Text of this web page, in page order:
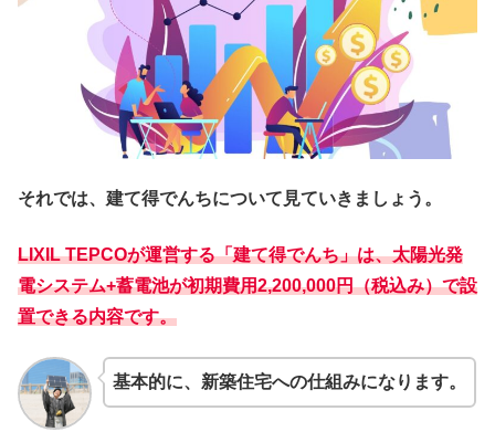
それでは、建て得でんちについて見ていきましょう。
LIXIL TEPCOが運営する「建て得でんち」は、太陽光発
電システム+蓄電池が初期費用2,200,000円（税込み）で設
置できる内容です。
基本的に、新築住宅への仕組みになります。